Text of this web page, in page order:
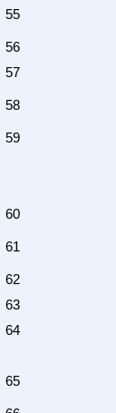
55
56
57
58
59
60
61
62
63
64
65